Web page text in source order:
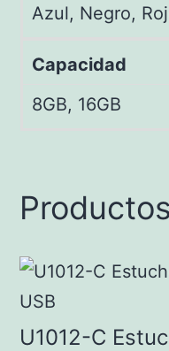
Azul, Negro,
Capacidad
8GB, 16GB
U1012-C